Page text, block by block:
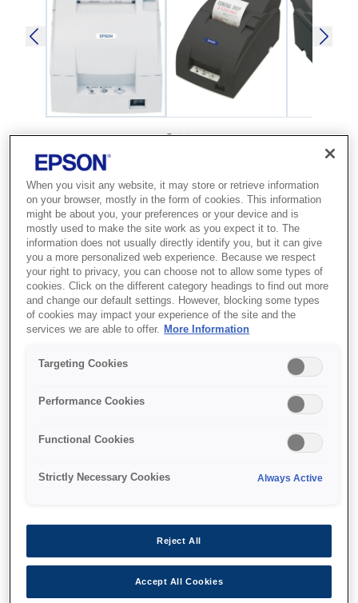
SKU:C31C513057
TM-U220A (057): Serial,
PS, EDG
Kullanımı kolay ve çok yönlü, çalışkan
bir çalışana ihtiyacınız varsa bu ideal
nokta vuruşlu fiş yazıcı
Bırakılan kağıt yükü
When you visit any website, it may store or retrieve information
on your browser, mostly in the form of cookies. This information
might be about you, your preferences or your device and is
mostly used to make the site work as you expect it to. The
information does not usually directly identify you, but it can give
you a more personalized web experience. Because we respect
your right to privacy, you can choose not to allow some types of
cookies. Click on the different category headings to find out more
and change our default settings. However, blocking some types
of cookies may impact your experience of the site and the
services we are able to offer. More Information
Targeting Cookies
Performance Cookies
Functional Cookies
Strictly Necessary Cookies Always Active
Reject All
Accept All Cookies